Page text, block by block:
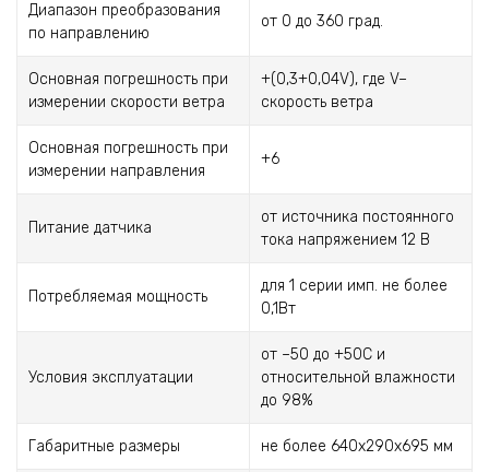
Диапазон преобразования
по направлению
от 0 до 360 град.
Основная погрешность при
измерении скорости ветра
+(0,3+0,04V), где V–
скорость ветра
Основная погрешность при
измерении направления
+6
Питание датчика
от источника постоянного
тока напряжением 12 В
Потребляемая мощность
для 1 серии имп. не более
0,1Вт
Условия эксплуатации
от –50 до +50С и
относительной влажности
до 98%
Габаритные размеры не более 640х290х695 мм